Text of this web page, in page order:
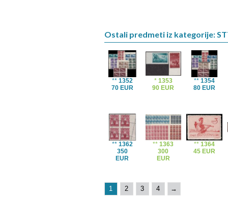
Ostali predmeti iz kategorije:
** 1352
70 EUR
* 1353
90 EUR
** 1354
80 EUR
** 1362
350
EUR
**1363
300
EUR
** 1364
45 EUR
1 2 3 4 →